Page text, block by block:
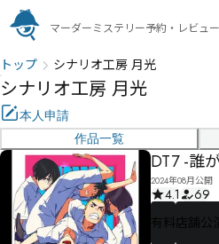
マーダーミステリー予約・レビュ
トップ シナリオ工房 月光
シナリオ工房 月光
本人申請
作品一覧
DT7 -誰
2024年08月公開
4.1
69
有料 店舗公